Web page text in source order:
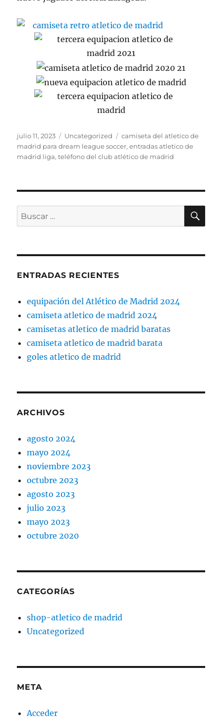
Publicado
el
julio 11, 2023 Categorías
Uncategorized Etiquetas
camiseta del atletico de
madrid para dream league soccer,entradas atletico de
madrid liga,teléfono del club atlético de madrid
Buscar
por:
ENTRADAS RECIENTES
equipación del Atlético de Madrid 2024
camiseta atletico de madrid 2024
camisetas atletico de madrid baratas
camiseta atletico de madrid barata
goles atletico de madrid
ARCHIVOS
agosto 2024
mayo 2024
noviembre 2023
octubre 2023
agosto 2023
julio 2023
mayo 2023
octubre 2020
CATEGORÍAS
shop-atletico de madrid
Uncategorized
META
Acceder